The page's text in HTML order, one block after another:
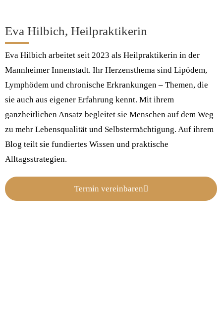
Eva Hilbich, Heilpraktikerin
Eva Hilbich arbeitet seit 2023 als Heilpraktikerin in der
Mannheimer Innenstadt. Ihr Herzensthema sind Lipödem,
Lymphödem und chronische Erkrankungen – Themen, die
sie auch aus eigener Erfahrung kennt. Mit ihrem
ganzheitlichen Ansatz begleitet sie Menschen auf dem Weg
zu mehr Lebensqualität und Selbstermächtigung. Auf ihrem
Blog teilt sie fundiertes Wissen und praktische
Alltagsstrategien.
Termin vereinbaren